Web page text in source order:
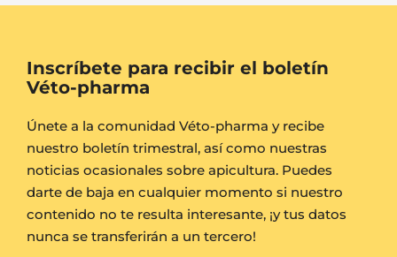
Inscríbete para recibir el boletín
Véto-pharma
Únete a la comunidad Véto-pharma y recibe
nuestro boletín trimestral, así como nuestras
noticias ocasionales sobre apicultura. Puedes
darte de baja en cualquier momento si nuestro
contenido no te resulta interesante, ¡y tus datos
nunca se transferirán a un tercero!